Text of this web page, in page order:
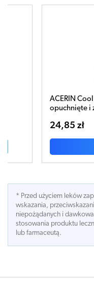
14,90 zł
* Przed użyciem leków
wskazania,
niepożądanych i
stosowania produktu
lub farmaceutą.